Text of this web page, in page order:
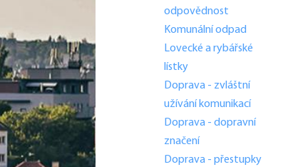
odpovědnost
Komunální odpad
Lovecké a rybářské
lístky
Doprava - zvláštní
užívání komunikací
Doprava - dopravní
značení
Doprava - přestupky